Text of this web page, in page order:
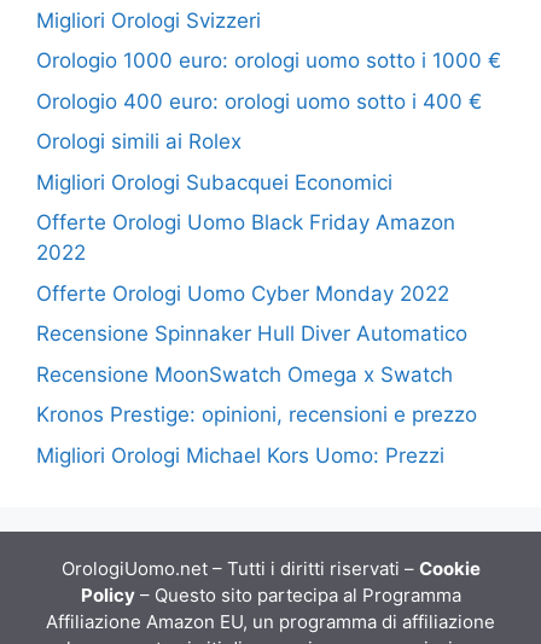
Migliori Orologi Svizzeri
Orologio 1000 euro: orologi uomo sotto i 1000 €
Orologio 400 euro: orologi uomo sotto i 400 €
Orologi simili ai Rolex
Migliori Orologi Subacquei Economici
Offerte Orologi Uomo Black Friday Amazon
2022
Offerte Orologi Uomo Cyber Monday 2022
Recensione Spinnaker Hull Diver Automatico
Recensione MoonSwatch Omega x Swatch
Kronos Prestige: opinioni, recensioni e prezzo
Migliori Orologi Michael Kors Uomo: Prezzi
OrologiUomo.net – Tutti i diritti riservati – Cookie
Policy– Questo sito partecipa al Programma
Affiliazione Amazon EU, un programma di affiliazione